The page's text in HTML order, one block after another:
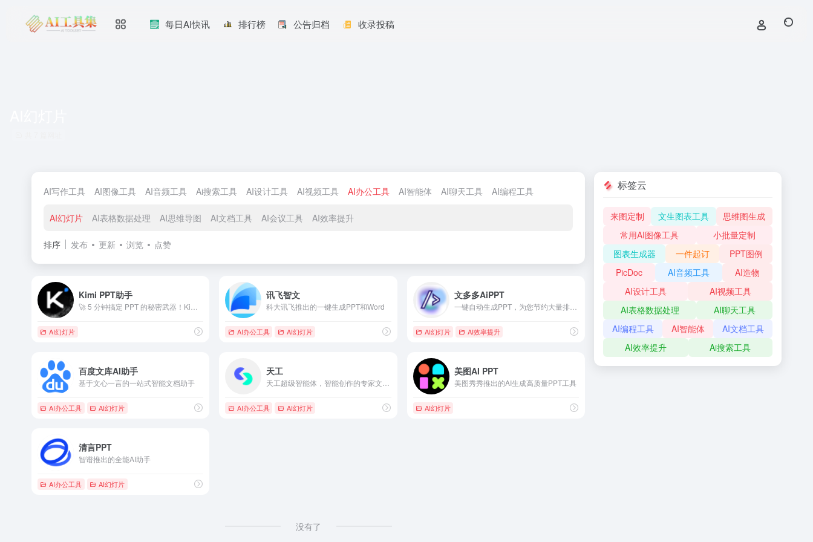
每日AI快讯 排行榜 公告归档 收录投稿
AI写作工具 AI图像工具 AI音频工具 Ai搜索工具 AI设计工具 AI视频工具 AI办公工具 AI智能体 AI聊天工具 AI编程工具
AI幻灯片 AI表格数据处理 AI思维导图 AI文档工具 AI会议工具 AI效率提升
排序 发布 更新 浏览 点赞
Kimi PPT助手
AI幻灯片
讯飞智文
科大讯飞推出的一键生成PPT和Word
AI办公工具 AI幻灯片
文多多AiPPT
一键自动生成PPT，为您节约大量排版、美化时间
AI幻灯片 AI效率提升
百度文库AI助手
基于文心一言的一站式智能文档助手
AI办公工具 AI幻灯片
天工
AI办公工具 AI幻灯片
美图AI PPT
美图秀秀推出的AI生成高质量PPT工具
AI幻灯片
清言PPT
智谱推出的全能AI助手
AI办公工具 AI幻灯片
没有了
标签云
来图定制 文生图表工具
思维图生成
常用AI图像工具
小批量定制
图表生成器
一件起订
PPT图例
PicDoc
AI音频工具
AI造物
AI设计工具
AI视频工具
AI表格数据处理
AI聊天工具
AI编程工具
AI智能体
AI文档工具
AI效率提升
Ai搜索工具